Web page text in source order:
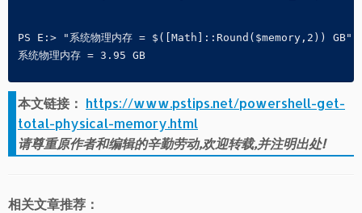
PS E:> "系统物理内存 = $([Math]::Round($memory,2)) GB"
系统物理内存 = 3.95 GB
本文链接： https://www.pstips.net/powershell-get-
total-physical-memory.html
请尊重原作者和编辑的辛勤劳动,欢迎转载,并注明出处!
相关文章推荐：